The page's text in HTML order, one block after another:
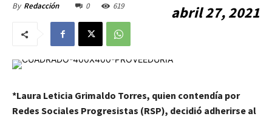
By Redacción abril 27, 2021
0 619
*Laura Leticia Grimaldo Torres, quien contendía por
Redes Sociales Progresistas (RSP), decidió adherirse al